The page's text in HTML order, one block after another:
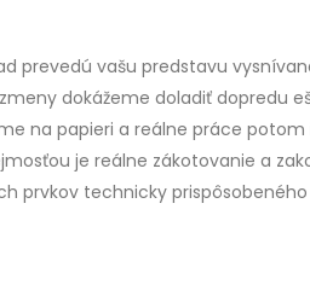
prevedú vašu predstavu
dokážeme doladiť dopredu
na papieri a reálne práce
je reálne zákotovanie a
prvkov technicky